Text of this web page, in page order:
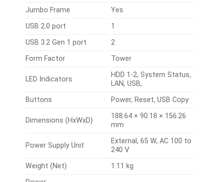
Jumbo Frame
Yes
USB 2.0 port
1
USB 3.2 Gen 1 port
2
Form Factor
Tower
LED Indicators
HDD 1-2, System Status,
LAN, USB,
Buttons
Power, Reset, USB Copy
Dimensions (HxWxD)
188.64 × 90.18 × 156.26
mm
Power Supply Unit
External, 65 W, AC 100 to
240 V
Weight (Net)
1.11 kg